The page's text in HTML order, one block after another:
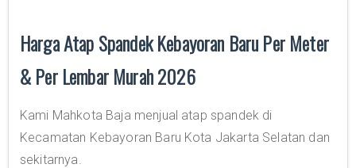
Harga Atap Spandek Kebayoran Baru Per Meter
& Per Lembar Murah 2026
Kami Mahkota Baja menjual atap spandek di
Kecamatan Kebayoran Baru Kota Jakarta Selatan dan
sekitarnya.